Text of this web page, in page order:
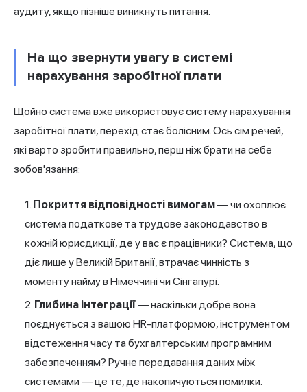
аудиту, якщо пізніше виникнуть питання.
На що звернути увагу в системі
нарахування заробітної плати
Щойно система вже використовує систему нарахування
заробітної плати, перехід стає болісним. Ось сім речей,
які варто зробити правильно, перш ніж брати на себе
зобов'язання:
Покриття відповідності вимогам— чи охоплює
система податкове та трудове законодавство в
кожній юрисдикції, де у вас є працівники? Система, що
діє лише у Великій Британії, втрачає чинність з
моменту найму в Німеччині чи Сінгапурі.
Глибина інтеграції— наскільки добре вона
поєднується з вашою HR-платформою, інструментом
відстеження часу та бухгалтерським програмним
забезпеченням? Ручне передавання даних між
системами — це те, де накопичуються помилки.